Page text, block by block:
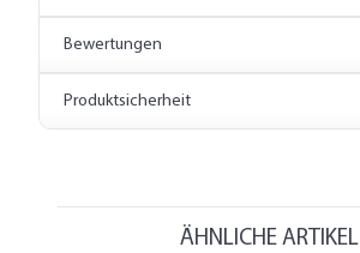
Bewertungen
Produktsicherheit
ÄHNLICHE ARTIKEL